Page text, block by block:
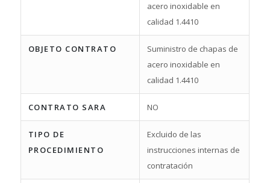
acero inoxidable en
calidad 1.4410
OBJETO CONTRATO
Suministro de chapas de
acero inoxidable en
calidad 1.4410
CONTRATO SARA NO
TIPO DE
PROCEDIMIENTO
Excluido de las
instrucciones internas de
contratación